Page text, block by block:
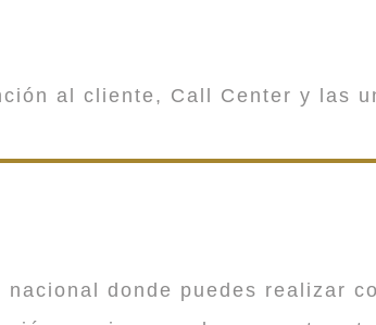
al cliente, Call Center y las
donde puedes realizar